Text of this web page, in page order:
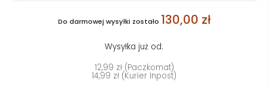
Do darmowej wysyłki zostało 130,00 zł
Wysyłka już od:
12,99 zł (Paczkomat)
14,99 zł (Kurier Inpost)